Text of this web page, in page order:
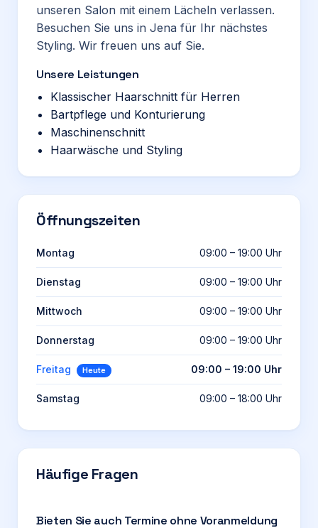
unseren Salon mit einem Lächeln verlassen.
Besuchen Sie uns in Jena für Ihr nächstes
Styling. Wir freuen uns auf Sie.
Unsere Leistungen
Klassischer Haarschnitt für Herren
Bartpflege und Konturierung
Maschinenschnitt
Haarwäsche und Styling
Öffnungszeiten
Montag 09:00 – 19:00 Uhr
Dienstag 09:00 – 19:00 Uhr
Mittwoch 09:00 – 19:00 Uhr
Donnerstag 09:00 – 19:00 Uhr
Freitag Heute 09:00 – 19:00 Uhr
Samstag 09:00 – 18:00 Uhr
Häufige Fragen
Bieten Sie auch Termine ohne Voranmeldung